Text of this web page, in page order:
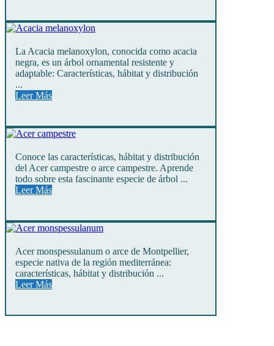
La Acacia melanoxylon, conocida como acacia
negra, es un árbol ornamental resistente y
adaptable: Características, hábitat y distribución
...
Leer Más
Conoce las características, hábitat y distribución
del Acer campestre o arce campestre. Aprende
todo sobre esta fascinante especie de árbol ...
Leer Más
Acer monspessulanum o arce de Montpellier,
especie nativa de la región mediterránea:
características, hábitat y distribución ...
Leer Más